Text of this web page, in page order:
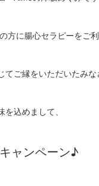
方に腸心セラピーをご
てご縁をいただいたみ
込めまして、
ャンペーン♪